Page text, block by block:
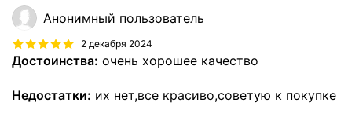
Анонимный пользователь
2 декабря 2024
Достоинства: очень хорошее качество
Недостатки: их нет,все красиво,советую к покупке